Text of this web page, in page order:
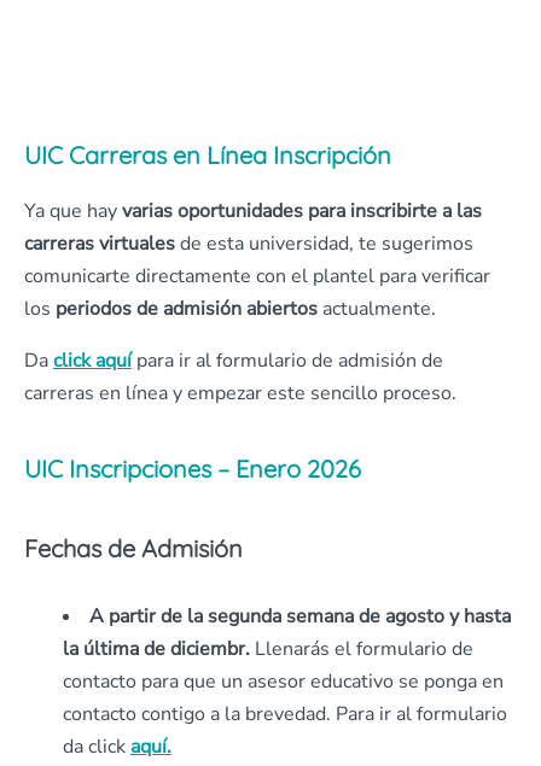
UIC Carreras en Línea Inscripción
Ya que hayvarias oportunidades para inscribirte a las
carreras virtualesde esta universidad, te sugerimos
comunicarte directamente con el plantel para verificar
los periodos de admisión abiertos actualmente.
Daclick aquí para ir al formulario de admisión de
carreras en línea y empezar este sencillo proceso.
UIC Inscripciones – Enero 2026
Fechas de Admisión
A partir de la segunda semana de agosto y hasta
la última de diciembr. Llenarás el formulario de
contacto para que un asesor educativo se ponga en
contacto contigo a la brevedad. Para ir al formulario
da clickaquí.